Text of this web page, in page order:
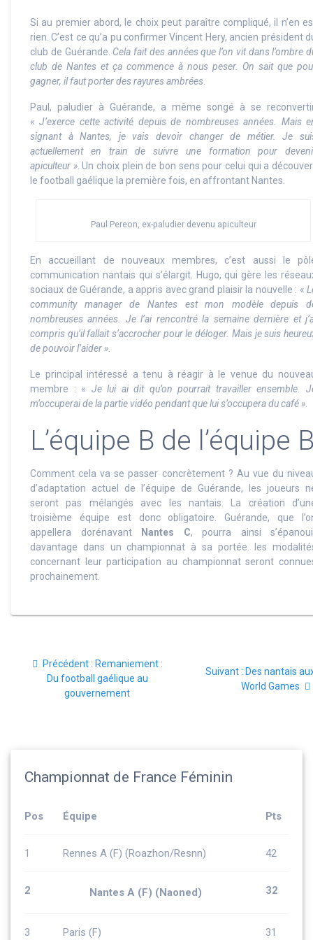
Si au premier abord, le choix peut paraître compliqué, il n’en
rien. C’est ce qu’a pu confirmer Vincent Hery, ancien président
club de Guérande. Cela fait des années que l’on vit dans l’ombre
club de Nantes et ça commence à nous peser. On sait que
gagner, il faut porter des rayures ambrées.
Paul, paludier à Guérande, a même songé à se
«J’exerce cette activité depuis de nombreuses années. Mais
signant à Nantes, je vais devoir changer de métier. Je
actuellement en train de suivre une formation pour
apiculteur ». Un choix plein de bon sens pour celui qui a
le football gaélique la première fois, en affrontant Nantes.
Paul Pereon, ex-paludier devenu apiculteur
En accueillant de nouveaux membres, c’est aussi le
communication nantais qui s’élargit. Hugo, qui gère les
sociaux de Guérande, a appris avec grand plaisir la nouvelle : «
community manager de Nantes est mon modèle depuis
nombreuses années. Je l’ai rencontré la semaine dernière et
compris qu’il fallait s’accrocher pour le déloger. Mais je suis
de pouvoir l’aider ».
Le principal intéressé a tenu à réagir à le venue du
membre : « Je lui ai dit qu’on pourrait travailler ensemble.
m’occuperai de la partie vidéo pendant que lui s’occupera du café ».
L’équipe B de l’équipe
Comment cela va se passer concrètement ? Au vue du
d’adaptation actuel de l’équipe de Guérande, les joueurs
seront pas mélangés avec les nantais. La création
troisième équipe est donc obligatoire. Guérande, que
appellera dorénavant
Nantes C, pourra ainsi
davantage dans un championnat à sa portée. les
concernant leur participation au championnat seront
prochainement.
l’article
Précédent : Article
précédent
:
Remaniement :
Du football gaélique au
gouvernement
Suivant : Article
suivant
Des nantais
World Games
Championnat de France Féminin
Pos Équipe Pts
1 Rennes A (F) (Roazhon/Resnn) 42
2 Nantes A (F) (Naoned) 32
3 Paris (F) 31